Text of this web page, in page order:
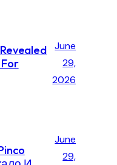
June
29,
2026
June
29,